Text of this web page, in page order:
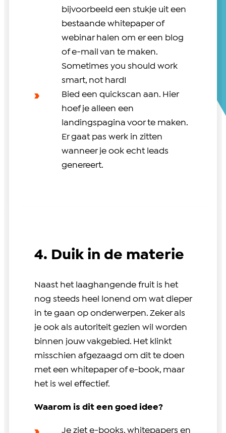
bijvoorbeeld een stukje uit een
bestaande whitepaper of
webinar halen om er een blog
of e-mail van te maken.
Sometimes you should work
smart, not hard!
Bied een quickscan aan. Hier
hoef je alleen een
landingspagina voor te maken.
Er gaat pas werk in zitten
wanneer je ook echt leads
genereert.
4. Duik in de materie
Naast het laaghangende fruit is het
nog steeds heel lonend om wat dieper
in te gaan op onderwerpen. Zeker als
je ook als autoriteit gezien wil worden
binnen jouw vakgebied. Het klinkt
misschien afgezaagd om dit te doen
met een whitepaper of e-book, maar
het is wel effectief.
Waarom is dit een goed idee?
Je ziet e-books, whitepapers en